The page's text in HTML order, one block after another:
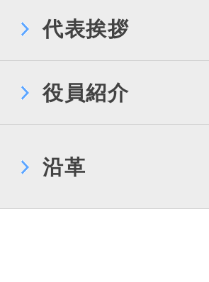
代表挨拶
役員紹介
沿革